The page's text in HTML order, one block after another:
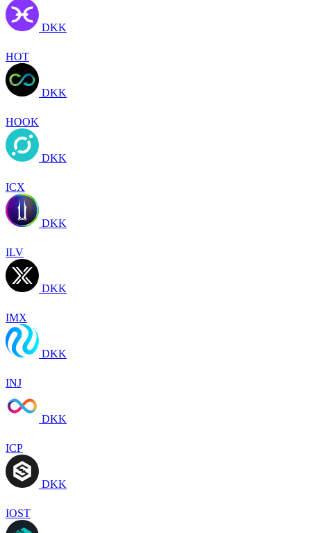
DKK
HOT
DKK
HOOK
DKK
ICX
DKK
ILV
DKK
IMX
DKK
INJ
DKK
ICP
DKK
IOST